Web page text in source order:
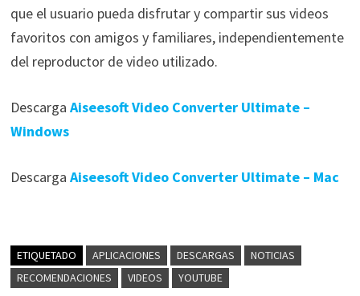
que el usuario pueda disfrutar y compartir sus videos
favoritos con amigos y familiares, independientemente
del reproductor de video utilizado.
Descarga Aiseesoft Video Converter Ultimate –
Windows
Descarga Aiseesoft Video Converter Ultimate – Mac
ETIQUETADO APLICACIONES DESCARGAS
NOTICIAS
RECOMENDACIONES
VIDEOS YOUTUBE